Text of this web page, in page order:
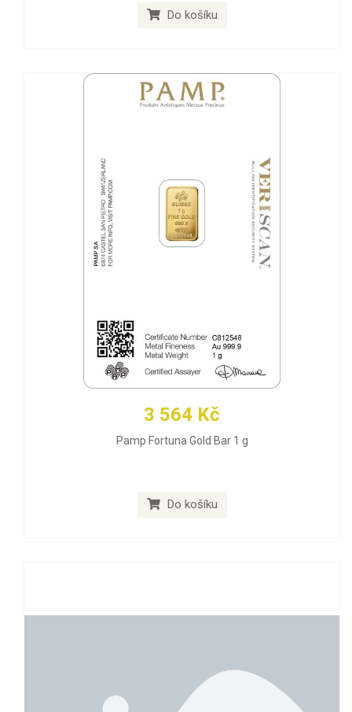
Do košíku
3 564 Kč
Pamp Fortuna Gold Bar 1 g
Do košíku